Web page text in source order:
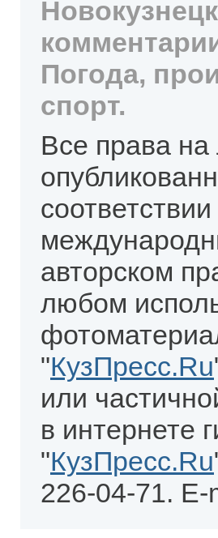
Погода,
спорт.
Все права
авторском
любом
"КузПресс.Ru
или
в интернете
"КузПресс.Ru
226-04-71. E-